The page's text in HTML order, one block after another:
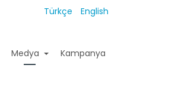
Türkçe English
Medya Kampanya